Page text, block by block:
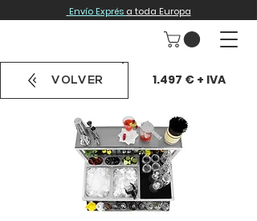
Envío Exprés a toda Europa
VOLVER 1.497 € + IVA